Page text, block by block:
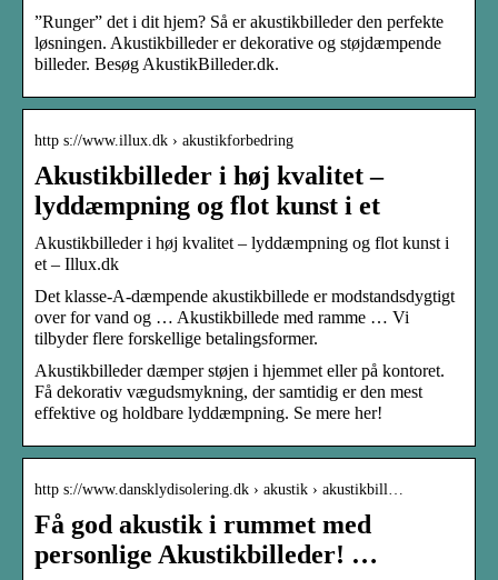
”Runger” det i dit hjem? Så er akustikbilleder den perfekte
løsningen. Akustikbilleder er dekorative og støjdæmpende
billeder. Besøg AkustikBilleder.dk.
http s://www.illux.dk › akustikforbedring
Akustikbilleder i høj kvalitet –
lyddæmpning og flot kunst i et
Akustikbilleder i høj kvalitet – lyddæmpning og flot kunst i
et – Illux.dk
Det klasse-A-dæmpende akustikbillede er modstandsdygtigt
over for vand og … Akustikbillede med ramme … Vi
tilbyder flere forskellige betalingsformer.
Akustikbilleder dæmper støjen i hjemmet eller på kontoret.
Få dekorativ vægudsmykning, der samtidig er den mest
effektive og holdbare lyddæmpning. Se mere her!
http s://www.dansklydisolering.dk › akustik › akustikbill…
Få god akustik i rummet med
personlige Akustikbilleder! …